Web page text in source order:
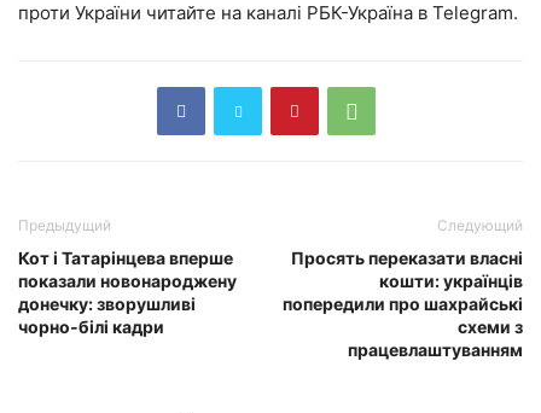
проти України читайте на каналі РБК-Україна в Telegram.
Предыдущий
Кот і Татарінцева вперше
показали новонароджену
донечку: зворушливі
чорно-білі кадри
Следующий
Просять переказати власні
кошти: українців
попередили про шахрайські
схеми з
працевлаштуванням